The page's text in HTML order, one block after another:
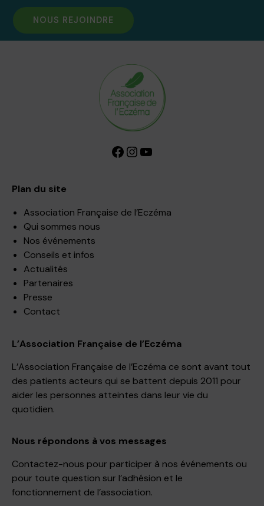
NOUS REJOINDRE
Facebook InstagramYouTube
Plan du site
Association Française de l’Eczéma
Qui sommes nous
Nos événements
Conseils et infos
Actualités
Partenaires
Presse
Contact
L’Association Française de l’Eczéma
L’Association Française de l’Eczéma ce sont avant tout
des patients acteurs qui se battent depuis 2011 pour
aider les personnes atteintes dans leur vie du
quotidien.
Nous répondons à vos messages
Contactez-nous pour participer à nos événements ou
pour toute question sur l’adhésion et le
fonctionnement de l’association.